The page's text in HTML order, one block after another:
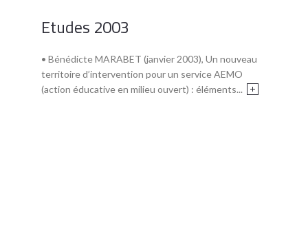
Etudes 2003
• Bénédicte MARABET (janvier 2003), Un nouveau
territoire d’intervention pour un service AEMO
(action éducative en milieu ouvert) : éléments...